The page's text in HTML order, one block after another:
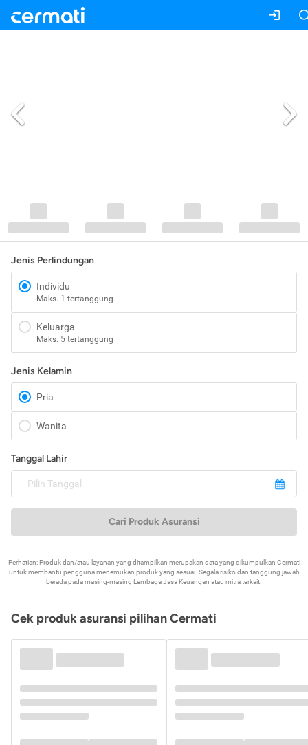
Jenis Perlindungan
Individu
Maks. 1 tertanggung
Keluarga
Maks. 5 tertanggung
Jenis Kelamin
Pria
Wanita
Tanggal Lahir
Cari Produk Asuransi
Perhatian: Produk dan/atau layanan yang ditampilkan merupakan data yang dikumpulkan Cermati
untuk membantu pengguna menemukan produk yang sesuai. Segala risiko dan tanggung jawab
berada pada masing-masing Lembaga Jasa Keuangan atau mitra terkait.
Cek produk asuransi pilihan Cermati